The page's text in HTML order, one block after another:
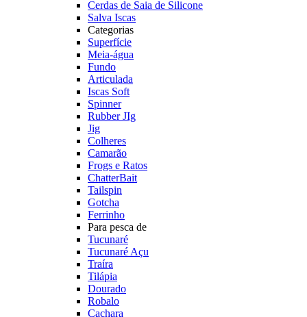
Cerdas de Saia de Silicone
Salva Iscas
Categorias
Superfície
Meia-água
Fundo
Articulada
Iscas Soft
Spinner
Rubber JIg
Jig
Colheres
Camarão
Frogs e Ratos
ChatterBait
Tailspin
Gotcha
Ferrinho
Para pesca de
Tucunaré
Tucunaré Açu
Traíra
Tilápia
Dourado
Robalo
Cachara